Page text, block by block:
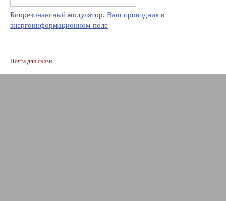
Биорезонансный модулятор. Ваш проводник в
энергоинформационном поле
Почта для связи